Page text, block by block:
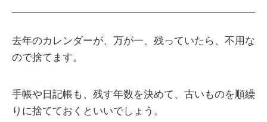
去年のカレンダーが、万が一、残っていたら、不用な
ので捨てます。
手帳や日記帳も、残す年数を決めて、古いものを順繰
りに捨てておくといいでしょう。